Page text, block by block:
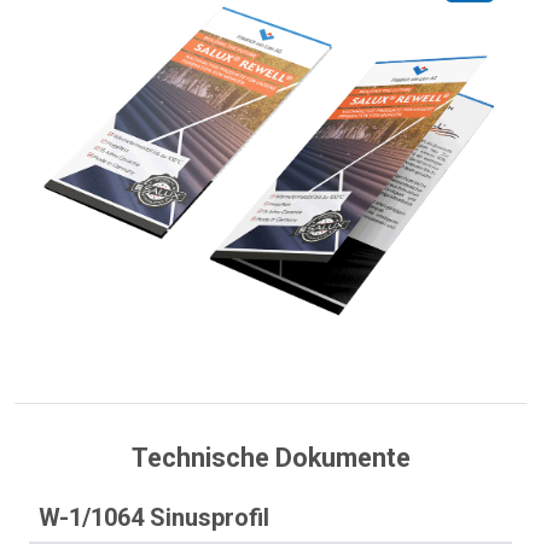
Technische Dokumente
W-1/1064 Sinusprofil